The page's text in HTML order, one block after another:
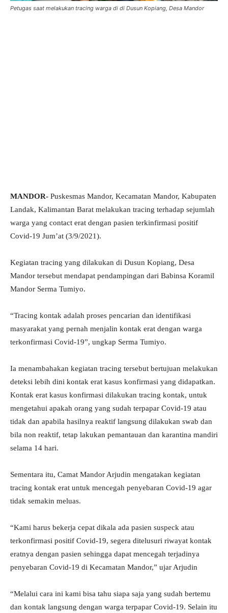
Petugas saat melakukan tracing warga di di Dusun Kopiang, Desa Mandor
MANDOR- Puskesmas Mandor, Kecamatan Mandor, Kabupaten
Landak, Kalimantan Barat melakukan tracing terhadap sejumlah
warga yang contact erat dengan pasien terkinfirmasi positif
Covid-19 Jum’at (3/9/2021).
Kegiatan tracing yang dilakukan di Dusun Kopiang, Desa
Mandor tersebut mendapat pendampingan dari Babinsa Koramil
Mandor Serma Tumiyo.
“Tracing kontak adalah proses pencarian dan identifikasi
masyarakat yang pernah menjalin kontak erat dengan warga
terkonfirmasi Covid-19”, ungkap Serma Tumiyo.
Ia menambahakan kegiatan tracing tersebut bertujuan melakukan
deteksi lebih dini kontak erat kasus konfirmasi yang didapatkan.
Kontak erat kasus konfirmasi dilakukan tracing kontak, untuk
mengetahui apakah orang yang sudah terpapar Covid-19 atau
tidak dan apabila hasilnya reaktif langsung dilakukan swab dan
bila non reaktif, tetap lakukan pemantauan dan karantina mandiri
selama 14 hari.
Sementara itu, Camat Mandor Arjudin mengatakan kegiatan
tracing kontak erat untuk mencegah penyebaran Covid-19 agar
tidak semakin meluas.
“Kami harus bekerja cepat dikala ada pasien suspeck atau
terkonfirmasi positif Covid-19, segera ditelusuri riwayat kontak
eratnya dengan pasien sehingga dapat mencegah terjadinya
penyebaran Covid-19 di Kecamatan Mandor,” ujar Arjudin
“Melalui cara ini kami bisa tahu siapa saja yang sudah bertemu
dan kontak langsung dengan warga terpapar Covid-19. Selain itu